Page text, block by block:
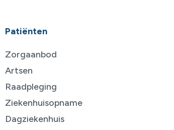
Patiënten
Zorgaanbod
Artsen
Raadpleging
Ziekenhuisopname
Dagziekenhuis